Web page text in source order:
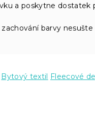
a poskytne dostatek
zachování barvy
Bytový textil Fleecové